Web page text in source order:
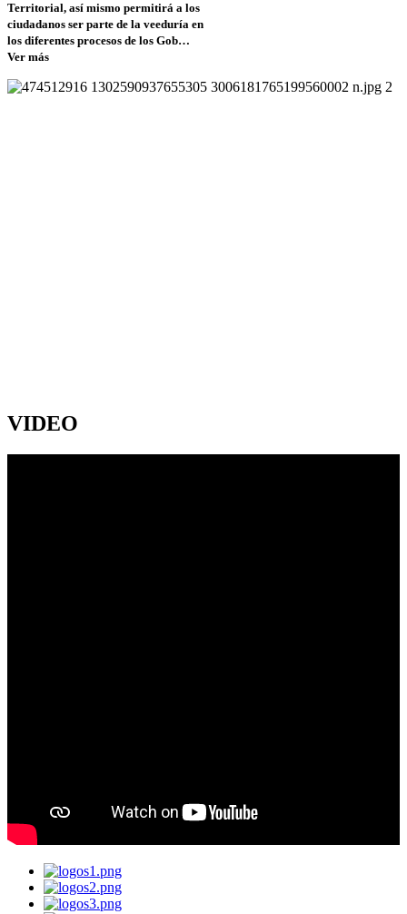
Territorial, así mismo permitirá a los
ciudadanos ser parte de la veeduría en
los diferentes procesos de los Gob…
Ver más
VIDEO